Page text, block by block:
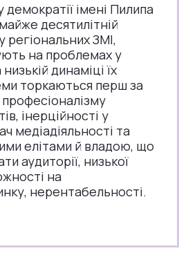
демократії імені Пилипа
десятилітній
регіональних ЗМІ,
на проблемах у
динаміці їх
торкаються перш за
інерційності у
медіадіяльності та
елітами й владою, що
аудиторії, низької
на
нерентабельності.